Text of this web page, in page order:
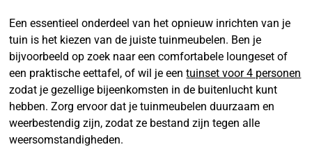
Een essentieel onderdeel van het opnieuw inrichten van je
tuin is het kiezen van de juiste tuinmeubelen. Ben je
bijvoorbeeld op zoek naar een comfortabele loungeset of
een praktische eettafel, of wil je eentuinset voor 4 personen
zodat je gezellige bijeenkomsten in de buitenlucht kunt
hebben. Zorg ervoor dat je tuinmeubelen duurzaam en
weerbestendig zijn, zodat ze bestand zijn tegen alle
weersomstandigheden.